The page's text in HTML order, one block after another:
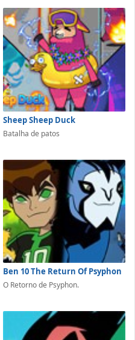
Sheep Sheep Duck
Batalha de patos
Ben 10 The Return Of Psyphon
O Retorno de Psyphon.